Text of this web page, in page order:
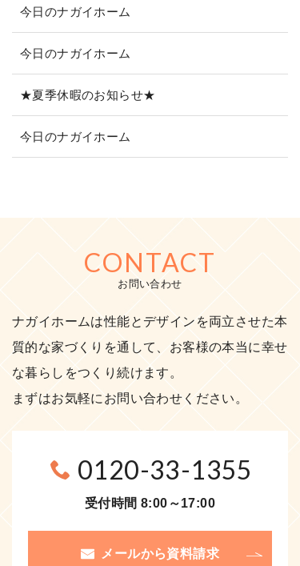
今日のナガイホーム
今日のナガイホーム
★夏季休暇のお知らせ★
今日のナガイホーム
CONTACT
お問い合わせ
ナガイホームは性能とデザインを両立させた本
質的な家づくりを通して、お客様の本当に幸せ
な暮らしをつくり続けます。
まずはお気軽にお問い合わせください。
0120-33-1355
受付時間 8:00～17:00
メールから資料請求